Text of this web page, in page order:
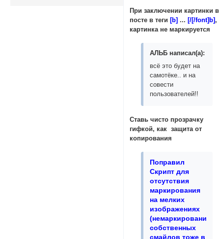
При заключении картинки в
посте в теги [b] ... [/[/font]b] ,
картинка не маркируется
АЛЬБ написал(а):
всё это будет на
самотёке.. и на
совести
пользователей!!
Cтавь чисто прозрачку
гифкой, как защита от
копирования
Поправил
Скрипт для
отсутствия
маркирования
на мелких
изображениях
(немаркирование
собственных
смайлов тоже в